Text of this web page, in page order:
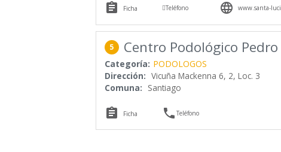
 Ficha Teléfono  www.santa-
5 Centro Podológico
Categoría: PODOLOGOS
Dirección: Vicuña Mackenna 6, 2, Loc. 3
Comuna: Santiago
 Ficha Teléfono